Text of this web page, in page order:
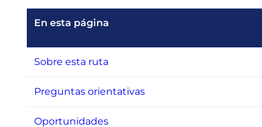
En esta página
Sobre esta ruta
Preguntas orientativas
Oportunidades